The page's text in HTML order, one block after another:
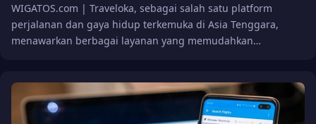
WIGATOS.com | Traveloka, sebagai salah satu platform
perjalanan dan gaya hidup terkemuka di Asia Tenggara,
menawarkan berbagai layanan yang memudahkan…